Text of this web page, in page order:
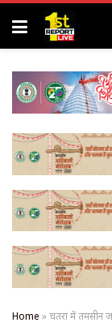
Home »चतरा में तमसीन